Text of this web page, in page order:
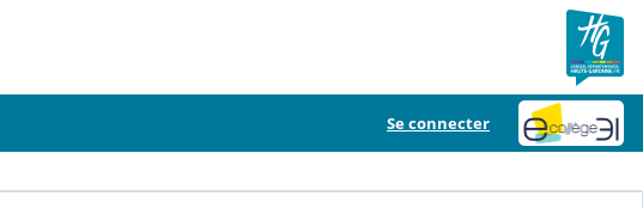
Se connecter